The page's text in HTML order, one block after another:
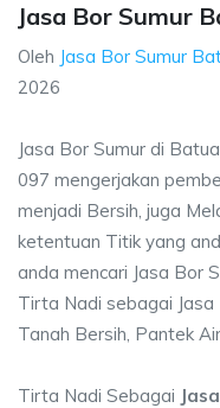
Jasa Bor Sumur
Oleh Jasa Bor Sumur
2026
Jasa Bor Sumur di
097 mengerjakan
menjadi Bersih, juga
ketentuan Titik yang
anda mencari Jasa Bor
Tirta Nadi sebagai Jasa
Tanah Bersih, Pantek
Tirta Nadi Sebagai